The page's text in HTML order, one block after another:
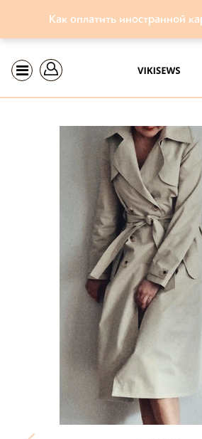
Как оплатить иностранной